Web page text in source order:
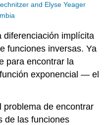
and Elyse Yeager
diferenciación implícita
funciones inversas. Ya
para encontrar la
exponencial — el
problema de encontrar
de las funciones